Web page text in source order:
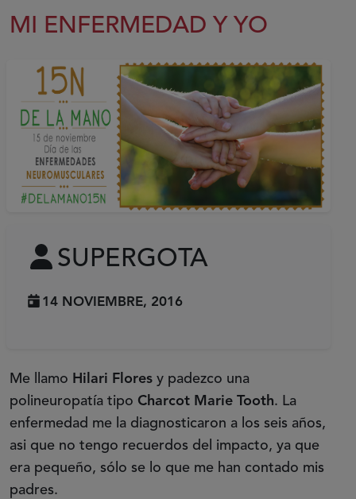
MI ENFERMEDAD Y YO
SUPERGOTA
14 NOVIEMBRE, 2016
Me llamo Hilari Flores y padezco una
polineuropatía tipo Charcot Marie Tooth. La
enfermedad me la diagnosticaron a los seis años,
asi que no tengo recuerdos del impacto, ya que
era pequeño, sólo se lo que me han contado mis
padres.